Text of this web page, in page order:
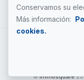
©immosquare
Conservamos su
Más información:
cookies.